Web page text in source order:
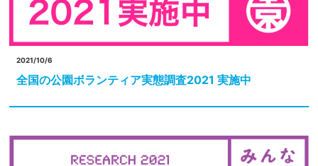
2021/10/6
全国の公園ボランティア実態調査2021 実施中